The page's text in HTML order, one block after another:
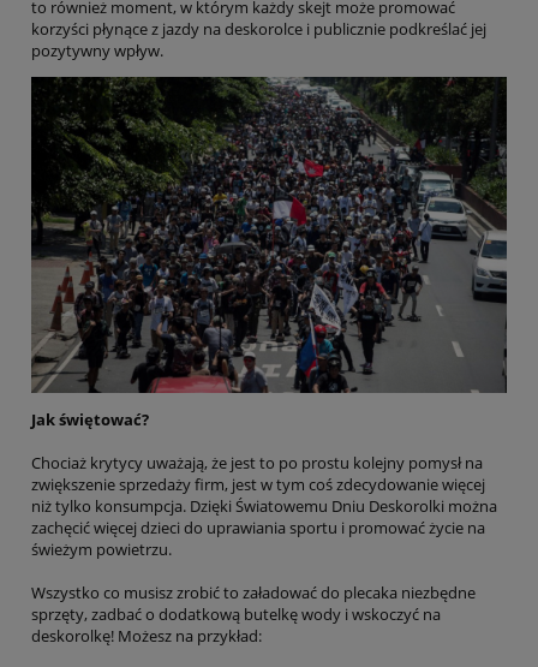
to również moment, w którym każdy skejt może promować
korzyści płynące z jazdy na deskorolce i publicznie podkreślać jej
pozytywny wpływ.
Jak świętować?
Chociaż krytycy uważają, że jest to po prostu kolejny pomysł na
zwiększenie sprzedaży firm, jest w tym coś zdecydowanie więcej
niż tylko konsumpcja. Dzięki Światowemu Dniu Deskorolki można
zachęcić więcej dzieci do uprawiania sportu i promować życie na
świeżym powietrzu.
Wszystko co musisz zrobić to załadować do plecaka niezbędne
sprzęty, zadbać o dodatkową butelkę wody i wskoczyć na
deskorolkę! Możesz na przykład: